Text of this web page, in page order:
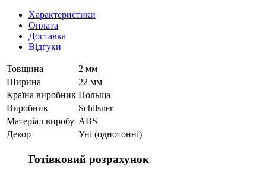
Характеристики
Оплата
Доставка
Відгуки
Товщина
2 мм
Ширина
22 мм
Країна виробник Польща
Виробник
Schilsner
Матеріал виробу ABS
Декор
Уні (однотонні)
Готівковий розрахунок